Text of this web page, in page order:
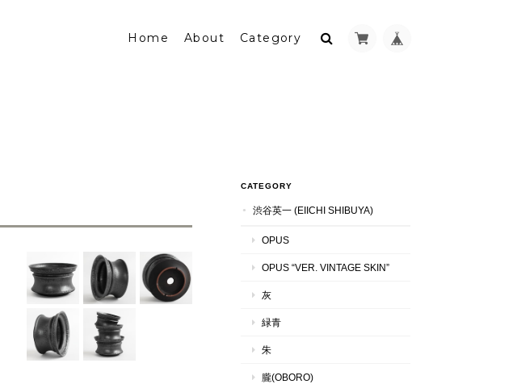
Home About Category
CATEGORY
渋谷英一 (EIICHI SHIBUYA)
OPUS
OPUS “VER. VINTAGE SKIN”
灰
緑青
朱
朧(OBORO)